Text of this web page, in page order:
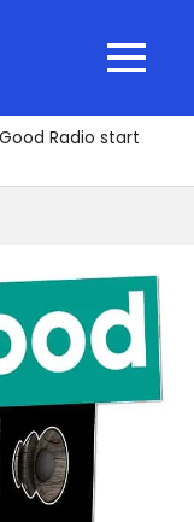
MENU
Radio start